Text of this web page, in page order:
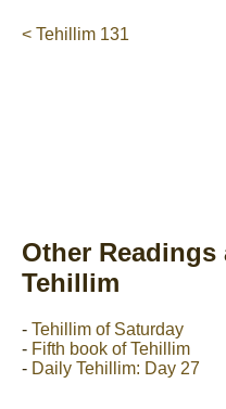
< Tehillim 131
Other
Tehillim
- Tehillim of Saturday
- Fifth book of Tehillim
- Daily Tehillim: Day 27